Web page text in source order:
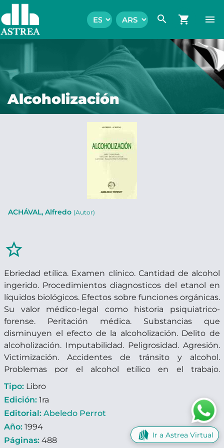
search shopping_cart menu
Alcoholización
ACHÁVAL, Alfredo (Autor)
star_border
Ebriedad etílica. Examen clínico. Cantidad de alcohol
ingerido. Procedimientos diagnosticos del etanol en
líquidos biológicos. Efectos sobre funciones orgánicas.
Su valor médico-legal como historia psiquiatrico-
forense. Peritación médica. Substancias que
disminuyen el efecto de la alcoholización. Delito de
alcoholización. Imputabilidad. Peligrosidad. Agresión.
Victimización. Accidentes de tránsito y alcohol.
Problemas por el alcohol etílico en el trabajo.
Alcoholización y accidentes de trabajo.
Tipo: Libro
Edición: 1ra
Editorial: Abeledo Perrot
Año: 1994
Páginas: 488
Ir a Astrea Virtual